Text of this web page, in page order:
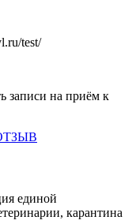
test/
записи на приём к
единой
карантина